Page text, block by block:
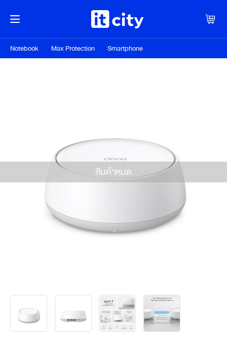
Notebook Max Protection Smartphone
สินค้าหมด